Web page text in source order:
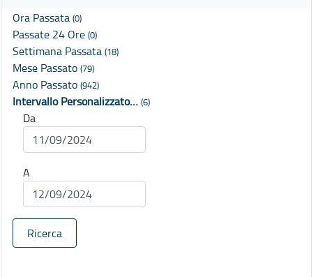
Ora Passata (0)
Passate 24 Ore (0)
Settimana Passata (18)
Mese Passato (79)
Anno Passato (942)
Intervallo Personalizzato… (6)
Da
A
Ricerca